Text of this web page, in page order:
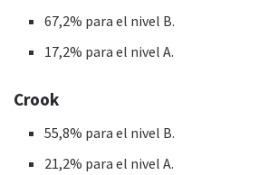
67,2% para el nivel B.
17,2% para el nivel A.
Crook
55,8% para el nivel B.
21,2% para el nivel A.